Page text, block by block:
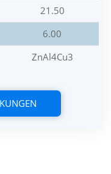
21.50
6.00
ZnAl4Cu3